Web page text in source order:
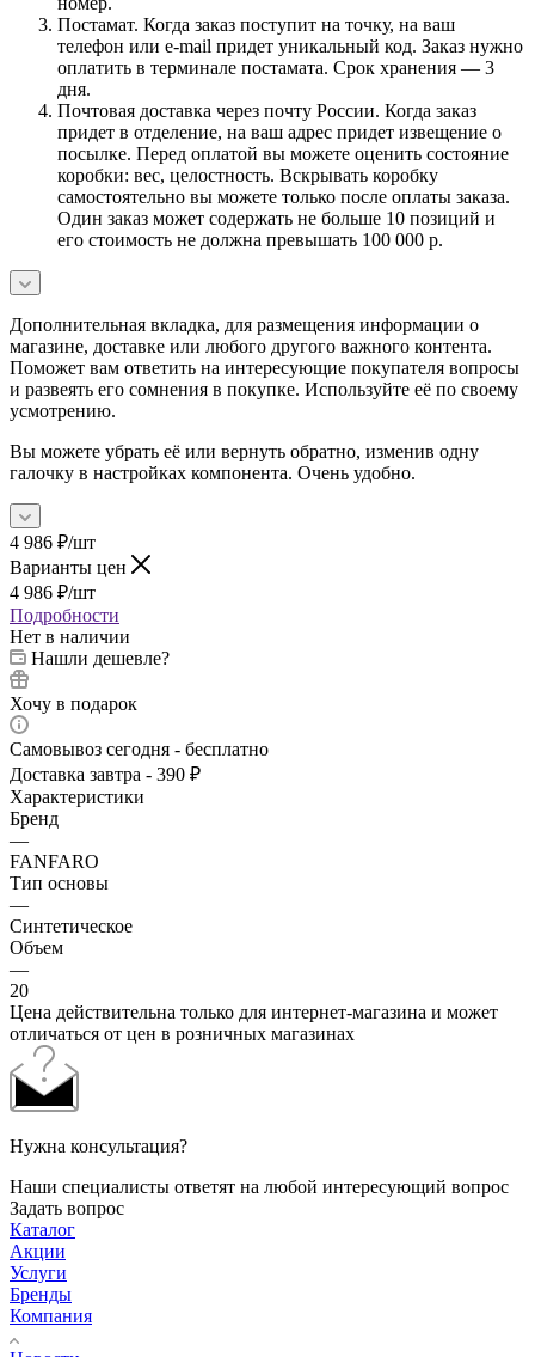
Постамат. Когда заказ поступит на точку, на ваш
телефон или e-mail придет уникальный код. Заказ нужно
оплатить в терминале постамата. Срок хранения — 3
дня.
Почтовая доставка через почту России. Когда заказ
придет в отделение, на ваш адрес придет извещение о
посылке. Перед оплатой вы можете оценить состояние
коробки: вес, целостность. Вскрывать коробку
самостоятельно вы можете только после оплаты заказа.
Один заказ может содержать не больше 10 позиций и
его стоимость не должна превышать 100 000 р.
Дополнительная вкладка, для размещения информации о
магазине, доставке или любого другого важного контента.
Поможет вам ответить на интересующие покупателя вопросы
и развеять его сомнения в покупке. Используйте её по своему
усмотрению.
Вы можете убрать её или вернуть обратно, изменив одну
галочку в настройках компонента. Очень удобно.
4 986 ₽/шт
Варианты цен
4 986 ₽/шт
Подробности
Нет в наличии
Нашли дешевле?
Хочу в подарок
Самовывоз сегодня - бесплатно
Доставка завтра - 390 ₽
Характеристики
Бренд
—
FANFARO
Тип основы
—
Синтетическое
Объем
—
20
Цена действительна только для интернет-магазина и может
отличаться от цен в розничных магазинах
Нужна консультация?
Наши специалисты ответят на любой интересующий вопрос
Задать вопрос
Каталог
Акции
Услуги
Бренды
Компания